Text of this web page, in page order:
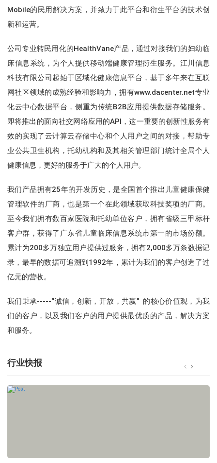
Mobile的民用解决方案，并致力于此平台和衍生平台的技术创
新和运营。
公司专业转民用化的HealthVane产品，通过对接我们的妇幼临
床信息系统，为个人提供移动端健康管理衍生服务。江川信息
科技有限公司起始于区域化健康信息平台，基于多年来在互联
网社区领域的成熟经验和影响力，拥有www.dacenter.net专业
化云中心数据平台，侧重为传统B2B应用提供数据存储服务。
即将推出的面向社交网络应用的API，这一重要的创新性服务有
效的实现了云计算云存储中心和个人用户之间的对接，帮助专
业公共卫生机构，托幼机构和及其相关管理部门统计全局个人
健康信息，更好的服务于广大的个人用户。
我们产品拥有25年的开发历史，是全国首个推出儿童健康保健
管理软件的厂商，也是第一个在此领域获取科技奖项的厂商。
至今我们拥有数百家医院和托幼单位客户，拥有省级三甲标杆
客户群，获得了广东省儿童临床信息系统市第一的市场份额。
累计为200多万独立用户提供过服务，拥有2,000多万条数据记
录，最早的数据可追溯到1992年，累计为我们的客户创造了过
亿元的营收。
我们秉承-----“诚信，创新，开放，共赢" 的核心价值观，为我
们的客户，以及我们客户的用户提供最优质的产品，解决方案
和服务。
行业快报